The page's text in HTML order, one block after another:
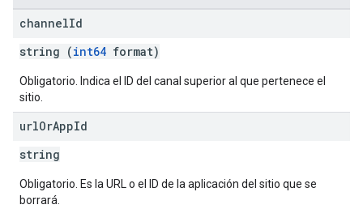
channelId
string (int64 format)
Obligatorio. Indica el ID del canal superior al que pertenece el
sitio.
urlOrAppId
string
Obligatorio. Es la URL o el ID de la aplicación del sitio que se
borrará.